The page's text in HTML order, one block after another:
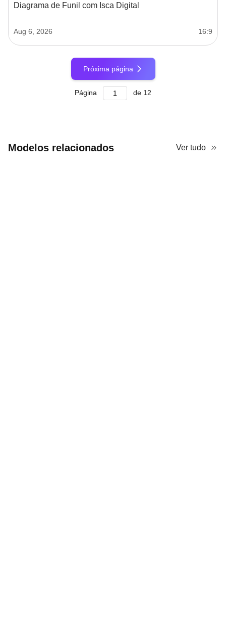
Diagrama de Funil com Isca Digital
Aug 6, 2026 16:9
Próxima página
Página de 12
Modelos relacionados Ver tudo